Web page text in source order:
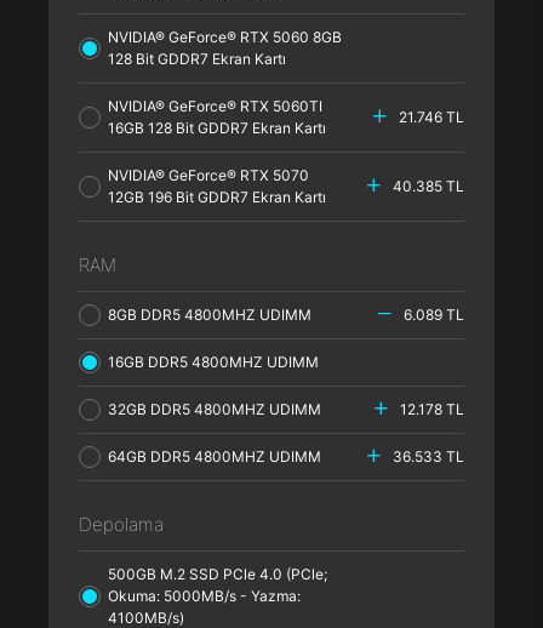
NVIDIA® GeForce® RTX 5060 8GB
128 Bit GDDR7 Ekran Kartı
NVIDIA® GeForce® RTX 5060TI
16GB 128 Bit GDDR7 Ekran Kartı
21.746 TL
NVIDIA® GeForce® RTX 5070
12GB 196 Bit GDDR7 Ekran Kartı
40.385 TL
RAM
8GB DDR5 4800MHZ UDIMM 6.089 TL
16GB DDR5 4800MHZ UDIMM
32GB DDR5 4800MHZ UDIMM 12.178 TL
64GB DDR5 4800MHZ UDIMM 36.533 TL
Depolama
500GB M.2 SSD PCle 4.0 (PCle;
Okuma: 5000MB/s - Yazma:
4100MB/s)